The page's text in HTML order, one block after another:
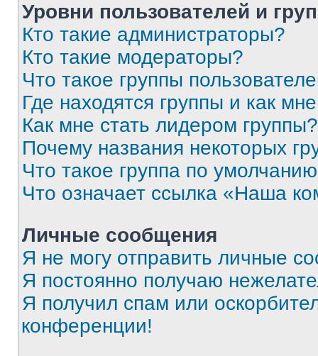
Уровни пользователей и
Кто такие администраторы?
Кто такие модераторы?
Что такое группы
Где находятся группы и как
Как мне стать лидером группы?
Почему названия некоторых
Что такое группа по
Что означает ссылка «Наша
Личные сообщения
Я не могу отправить личные
Я постоянно получаю
Я получил спам или
конференции!